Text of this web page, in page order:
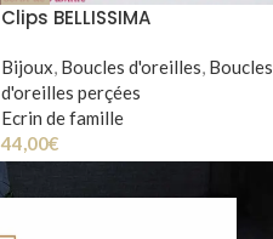
Clips BELLISSIMA
Bijoux, Boucles d'oreilles, Boucles
d'oreilles perçées
Ecrin de famille
44,00€